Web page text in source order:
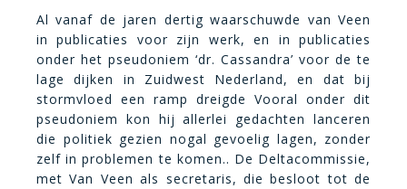
Al vanaf de jaren dertig waarschuwde van Veen
in publicaties voor zijn werk, en in publicaties
onder het pseudoniem ‘dr. Cassandra’ voor de te
lage dijken in Zuidwest Nederland, en dat bij
stormvloed een ramp dreigde Vooral onder dit
pseudoniem kon hij allerlei gedachten lanceren
die politiek gezien nogal gevoelig lagen, zonder
zelf in problemen te komen.. De Deltacommissie,
met Van Veen als secretaris, die besloot tot de